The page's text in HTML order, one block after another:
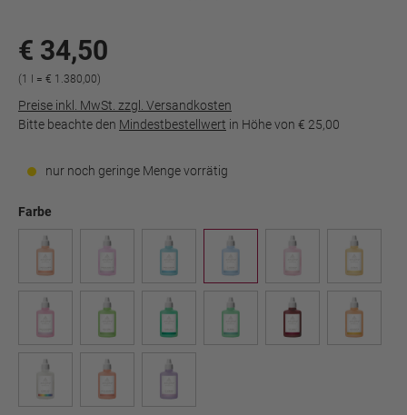
€ 34,50
(1 l = € 1.380,00)
Preise inkl. MwSt. zzgl. Versandkosten
Bitte beachte den Mindestbestellwert in Höhe von € 25,00
nur noch geringe Menge vorrätig
Farbe